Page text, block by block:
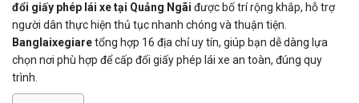
đổi giấy phép lái xe tại Quảng Ngãi được bố trí rộng khắp, hỗ trợ
người dân thực hiện thủ tục nhanh chóng và thuận tiện.
Banglaixegiaretổng hợp 16 địa chỉ uy tín, giúp bạn dễ dàng lựa
chọn nơi phù hợp để cấp đổi giấy phép lái xe an toàn, đúng quy
trình.